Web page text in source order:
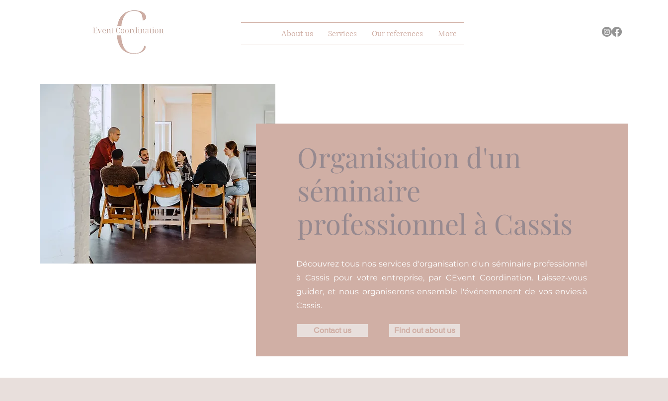
About us Services Our references More
Organisation d'un
séminaire
professionnel à Cassis
Découvrez tous nos services d'organisation d'un séminaire professionnel
à Cassis pour votre entreprise, par CEvent Coordination. Laissez-vous
guider, et nous organiserons ensemble l'événemenent de vos envies.à
Cassis.
Contact us Find out about us